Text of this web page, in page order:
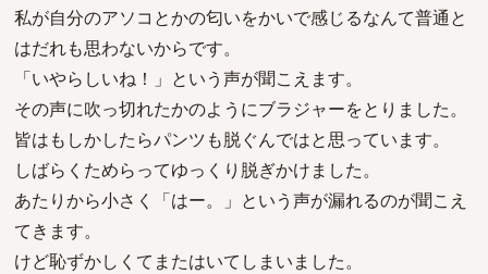
私が自分のアソコとかの匂いをかいで感じるなんて普通と
はだれも思わないからです。
「いやらしいね！」という声が聞こえます。
その声に吹っ切れたかのようにブラジャーをとりました。
皆はもしかしたらパンツも脱ぐんではと思っています。
しばらくためらってゆっくり脱ぎかけました。
あたりから小さく「はー。」という声が漏れるのが聞こえ
てきます。
けど恥ずかしくてまたはいてしまいました。